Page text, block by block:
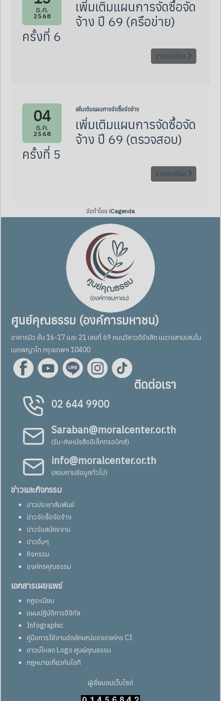
ธ.ค.
2568
เพิ่มเติมแผนการจัดซื้อจัด
จ้าง ปี 69 (ครือข่าย)
ครั้งที่ 6
รายละเอียด
04
ธ.ค.
2568
เพิ่มเติมแผนการจัดซื้อจัดจ้าง
เพิ่มเติมแผนการจัดซื้อจัด
จ้าง ปี 69 (ตรวจสอบ)
ครั้งที่ 5
รายละเอียด
จัดทำโดย iCagenda
ศูนย์คุณธรรม (องค์การมหาชน)
อาคารมิว ชั้น 16-17 และ 21 เลขที่ 69 ถนนวิภาวดีรังสิต แขวงสามเสนใน
เขตพญาไท กรุงเทพฯ 10400
ติดต่อเรา
02 644 9900
Saraban@moralcenter.or.th
(รับ-ส่งหนังสืออิเล็กทรอนิกส์)
info@moralcenter.or.th
(สอบถามข้อมูลทั่วไป)
ข่าวและกิจกรรม
ข่าวประชาสัมพันธ์
ข่าวจัดซื้อจัดจ้าง
ข่าวรับสมัครงาน
ข่าวอื่นๆ
กิจกรรม
องค์กรคุณธรรม
เอกสารเผยแพร่
กฏระเบียบ
แผนปฏิบัติการดิจิทัล
Infographic
คู่มือการใช้งานอัตลักษณ์ขององค์กร CI
ดาวน์โหลด Logo ศูนย์คุณธรรม
กฎหมายเกี่ยวกับไอที
ผู้เยี่ยมชมเว็บไซต์